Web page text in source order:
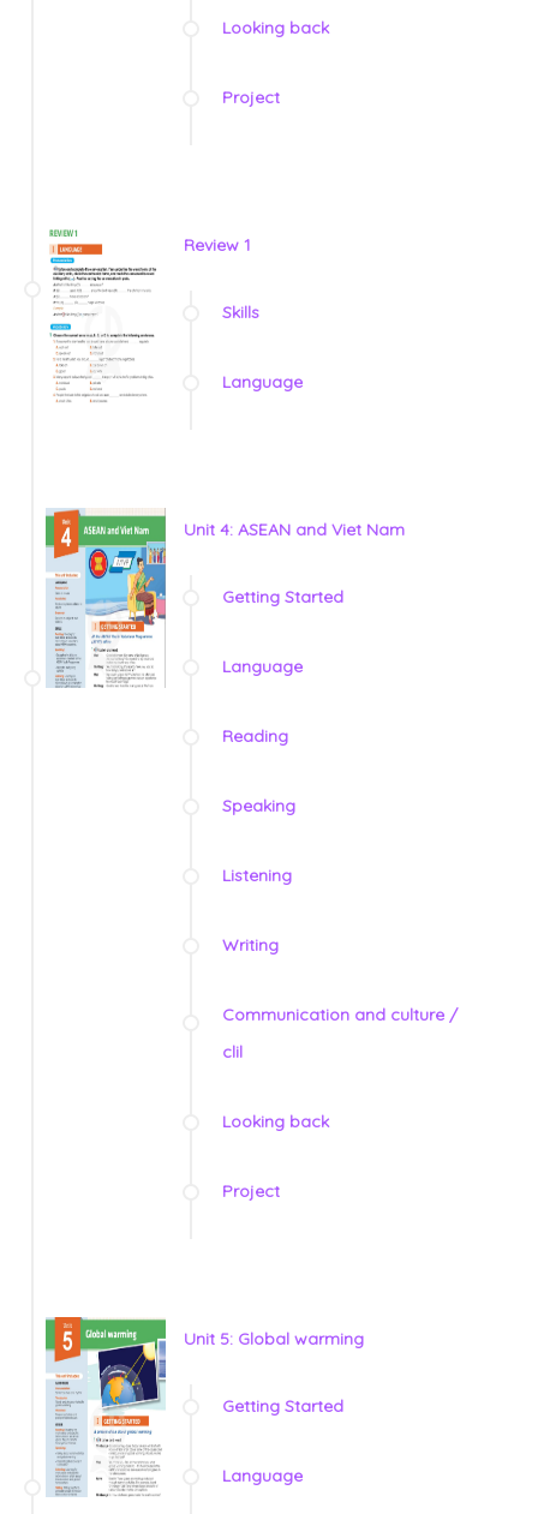
Looking back
Project
Review 1
Skills
Language
Unit 4: ASEAN and Viet Nam
Getting Started
Language
Reading
Speaking
Listening
Writing
Communication and culture /
clil
Looking back
Project
Unit 5: Global warming
Getting Started
Language